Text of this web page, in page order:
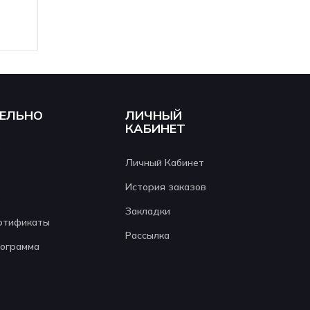
ЛИЧНЫЙ
КАБИНЕТ
Личный Кабинет
История заказов
Закладки
Рассылка